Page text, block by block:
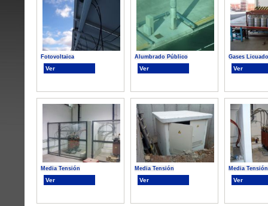
Fotovoltaica
Ver
Alumbrado Público
Ver
Gases
Ver
Media Tensión
Ver
Media Tensión
Ver
Media Tensión
Ver